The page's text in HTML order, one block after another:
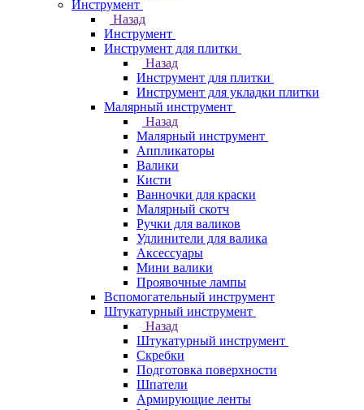
Инструмент
Назад
Инструмент
Инструмент для плитки
Назад
Инструмент для плитки
Инструмент для укладки плитки
Малярный инструмент
Назад
Малярный инструмент
Аппликаторы
Валики
Кисти
Ванночки для краски
Малярный скотч
Ручки для валиков
Удлинители для валика
Аксессуары
Мини валики
Проявочные лампы
Вспомогательный инструмент
Штукатурный инструмент
Назад
Штукатурный инструмент
Скребки
Подготовка поверхности
Шпатели
Армирующие ленты